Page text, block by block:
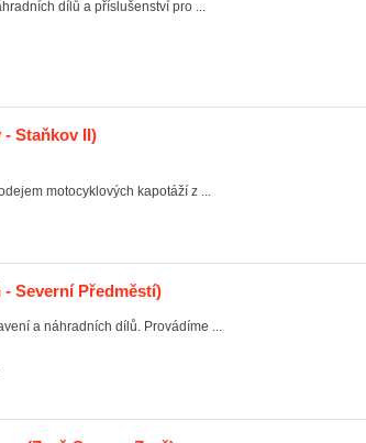
dílů a příslušenství pro ...
- Staňkov II)
motocyklových kapotáží z ...
- Severní Předměstí)
a náhradních dílů. Provádíme ...